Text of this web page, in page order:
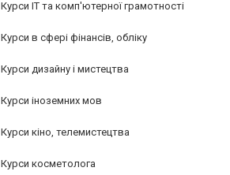
Курси IT та комп'ютерної грамотності
Курси в сфері фінансів, обліку
Курси дизайну і мистецтва
Курси іноземних мов
Курси кіно, телемистецтва
Курси косметолога